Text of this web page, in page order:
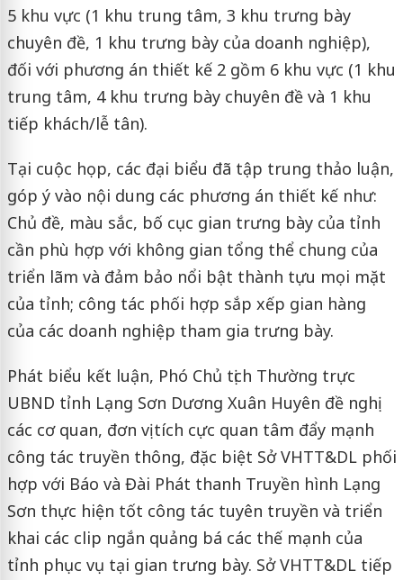
5 khu vực (1 khu trung tâm, 3 khu trưng bày
chuyên đề, 1 khu trưng bày của doanh nghiệp),
đối với phương án thiết kế 2 gồm 6 khu vực (1 khu
trung tâm, 4 khu trưng bày chuyên đề và 1 khu
tiếp khách/lễ tân).
Tại cuộc họp, các đại biểu đã tập trung thảo luận,
góp ý vào nội dung các phương án thiết kế như:
Chủ đề, màu sắc, bố cục gian trưng bày của tỉnh
cần phù hợp với không gian tổng thể chung của
triển lãm và đảm bảo nổi bật thành tựu mọi mặt
của tỉnh; công tác phối hợp sắp xếp gian hàng
của các doanh nghiệp tham gia trưng bày.
Phát biểu kết luận, Phó Chủ tịch Thường trực
UBND tỉnh Lạng Sơn Dương Xuân Huyên đề nghị
các cơ quan, đơn vị tích cực quan tâm đẩy mạnh
công tác truyền thông, đặc biệt Sở VHTT&DL phối
hợp với Báo và Đài Phát thanh Truyền hình Lạng
Sơn thực hiện tốt công tác tuyên truyền và triển
khai các clip ngắn quảng bá các thế mạnh của
tỉnh phục vụ tại gian trưng bày. Sở VHTT&DL tiếp